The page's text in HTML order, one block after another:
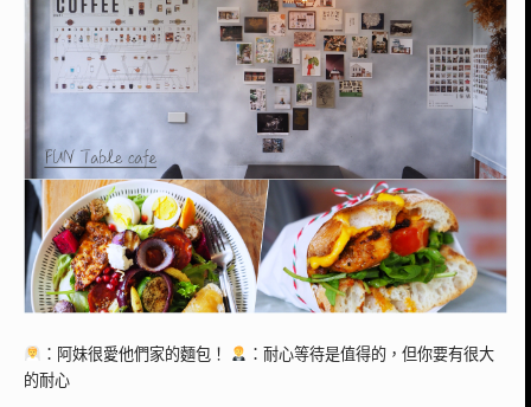
：阿妹很愛他們家的麵包！
：耐心等待是值得的，但你要有很大
的耐心